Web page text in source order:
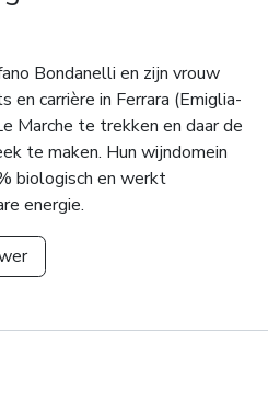
Bondanelli en zijn vrouw
en carrière in Ferrara (Emiglia-
Marche te trekken en daar de
te maken. Hun wijndomein
biologisch en werkt
energie.